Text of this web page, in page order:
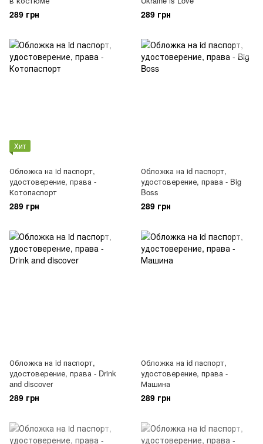
289 грн 289 грн
Хит
Обложка на id паспорт,
удостоверение, права -
Котопаспорт
289 грн
Обложка на id паспорт,
удостоверение, права - Big
Boss
289 грн
Обложка на id паспорт,
удостоверение, права - Drink
and discover
289 грн
Обложка на id паспорт,
удостоверение, права -
Машина
289 грн